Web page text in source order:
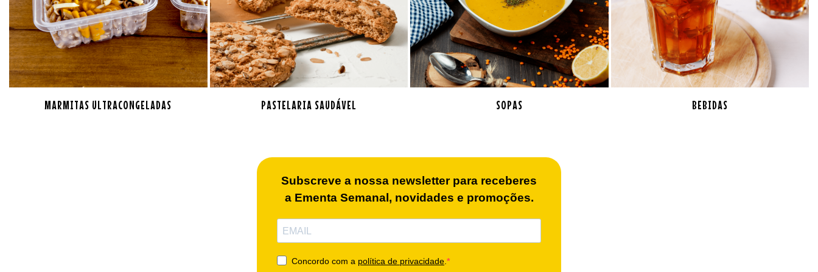
MARMITAS ULTRACONGELADAS PASTELARIA SAUDÁVEL SOPAS BEBIDAS